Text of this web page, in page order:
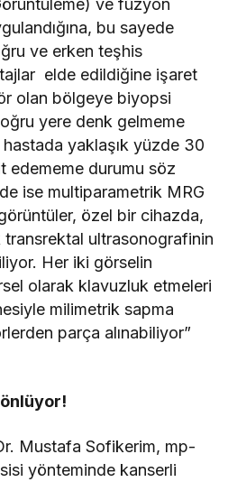
ve füzyon
bu sayede
ve erken teşhis
elde edildiğine işaret
olan bölgeye biyopsi
yere denk gelmeme
hastada yaklaşık yüzde 30
edememe durumu söz
ise multiparametrik MRG
özel bir cihazda,
transrektal ultrasonografinin
Her iki görselin
olarak klavuzluk etmeleri
milimetrik sapma
parça alınabiliyor”
Mustafa Sofikerim, mp-
yönteminde kanserli